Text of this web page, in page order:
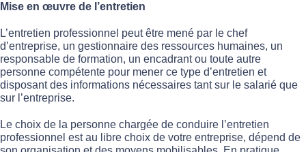
Mise en œuvre de l’entretien
L’entretien professionnel peut être mené par le chef
d’entreprise, un gestionnaire des ressources humaines, un
responsable de formation, un encadrant ou toute autre
personne compétente pour mener ce type d’entretien et
disposant des informations nécessaires tant sur le salarié que
sur l’entreprise.
Le choix de la personne chargée de conduire l’entretien
professionnel est au libre choix de votre entreprise, dépend de